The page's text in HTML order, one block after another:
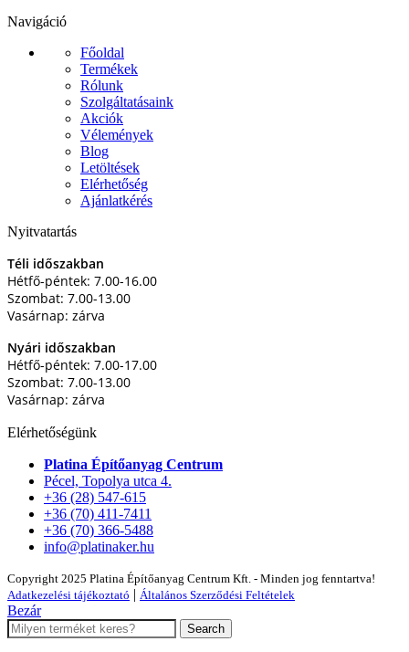
Navigáció
Főoldal
Termékek
Rólunk
Szolgáltatásaink
Akciók
Vélemények
Blog
Letöltések
Elérhetőség
Ajánlatkérés
Nyitvatartás
Téli időszakban
Hétfő-péntek: 7.00-16.00
Szombat: 7.00-13.00
Vasárnap: zárva
Nyári időszakban
Hétfő-péntek: 7.00-17.00
Szombat: 7.00-13.00
Vasárnap: zárva
Elérhetőségünk
Platina Építőanyag Centrum
Pécel, Topolya utca 4.
+36 (28) 547-615
+36 (70) 411-7411
+36 (70) 366-5488
info@platinaker.hu
Copyright 2025 Platina Építőanyag Centrum Kft. - Minden jog fenntartva!
Adatkezelési tájékoztató | Általános Szerződési Feltételek
Bezár
Search